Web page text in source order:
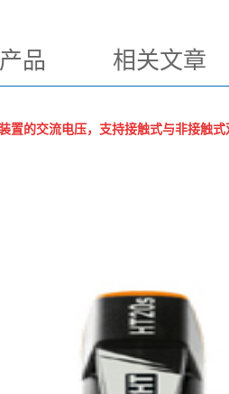
品 相关文章
置的交流电压，支持接触式与非接触